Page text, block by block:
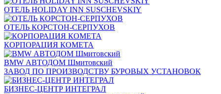
ОТЕЛЬ HOLIDAY INN SUSCHEVSKIY
ОТЕЛЬ КОРСТОН-СЕРПУХОВ
КОРПОРАЦИЯ КОМЕТА
BMW АВТОДОМ Шмитовский
ЗАВОД ПО ПРОИЗВОДСТВУ БУРОВЫХ УСТАНОВОК
БИЗНЕС-ЦЕНТР ИНТЕГРАЛ